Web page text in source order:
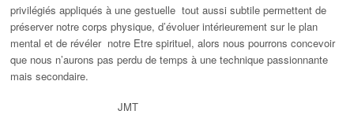
privilégiés appliqués à une gestuelle tout aussi subtile permettent de
préserver notre corps physique, d’évoluer intérieurement sur le plan
mental et de révéler notre Etre spirituel, alors nous pourrons concevoir
que nous n’aurons pas perdu de temps à une technique passionnante
mais secondaire.
JMT